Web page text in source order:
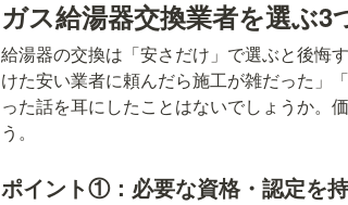
ガス給湯器交換業者を選ぶ3
給湯器の交換は「安さだけ」で選ぶと後悔
けた安い業者に頼んだら施工が雑だった」
った話を耳にしたことはないでしょうか。
う。
ポイント①：必要な資格・認定を